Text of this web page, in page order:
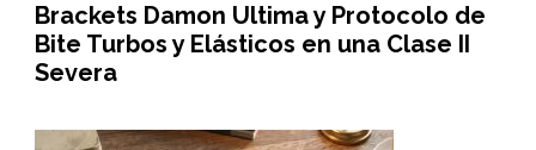
Brackets Damon Ultima y Protocolo de
Bite Turbos y Elásticos en una Clase II
Severa